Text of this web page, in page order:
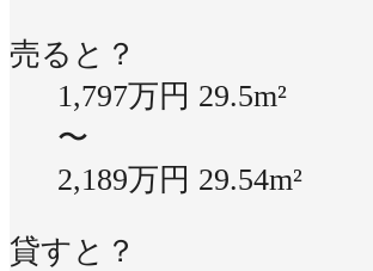
売ると？
1,797万円 29.5m²
〜
2,189万円 29.54m²
貸すと？